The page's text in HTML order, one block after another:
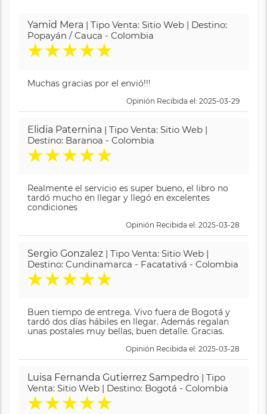
Yamid Mera | Tipo Venta: Sitio Web | Destino:
Popayán / Cauca - Colombia
★★★★★
Muchas gracias por el envió!!!
Opinión Recibida el: 2025-03-29
Elidia Paternina | Tipo Venta: Sitio Web |
Destino: Baranoa - Colombia
★★★★★
Realmente el servicio es super bueno, el libro no
tardó mucho en llegar y llegó en excelentes
condiciones
Opinión Recibida el: 2025-03-28
Sergio Gonzalez | Tipo Venta: Sitio Web |
Destino: Cundinamarca - Facatativá - Colombia
★★★★★
Buen tiempo de entrega. Vivo fuera de Bogotá y
tardó dos días hábiles en llegar. Además regalan
unas postales muy bellas, buen detalle. Gracias.
Opinión Recibida el: 2025-03-28
Luisa Fernanda Gutierrez Sampedro | Tipo
Venta: Sitio Web | Destino: Bogotá - Colombia
★★★★★